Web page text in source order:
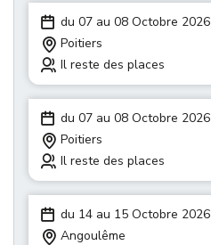
du 07 au 08 Octobre 2026
Poitiers
Il reste des places
du 07 au 08 Octobre 2026
Poitiers
Il reste des places
du 14 au 15 Octobre 2026
Angoulême